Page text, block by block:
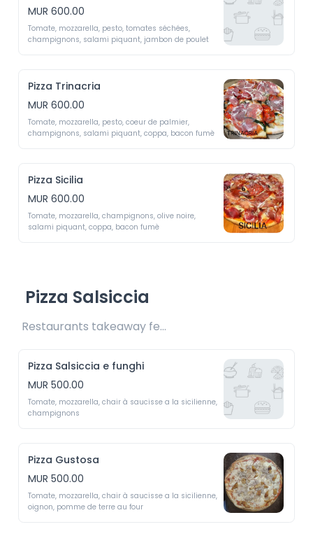
MUR 600.00
Tomate, mozzarella, pesto, tomates séchées,
Pizza Trinacria
MUR 600.00
Tomate, mozzarella, pesto, coeur de palmier,
champignons, salami piquant, coppa, bacon fumè
Pizza Sicilia
MUR 600.00
Tomate, mozzarella, champignons, olive noire,
salami piquant, coppa, bacon fumè
Pizza Salsiccia
Restaurants takeaway fee Rs25/Rs35 included
Pizza Salsiccia e funghi
MUR 500.00
Tomate, mozzarella, chair à saucisse a la sicilienne,
Pizza Gustosa
MUR 500.00
Tomate, mozzarella, chair à saucisse a la sicilienne,